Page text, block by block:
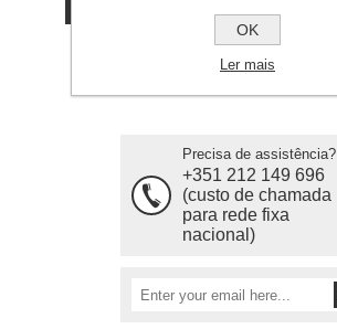
Precisa de assistência?
+351 212 149 696
(custo de chamada
para rede fixa
nacional)
OK
Ler mais